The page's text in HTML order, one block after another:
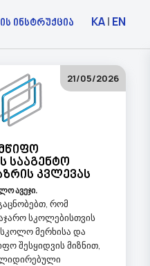
ინსტრუქცია KA| EN
Სააგენტო
Კვლევას
ავეჯი.
21/05/2026
რომ
სკოლებისთვის
მერხისა და
შესყიდვის მიზნით,